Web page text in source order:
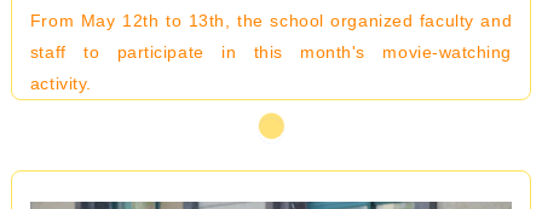
From May 12th to 13th, the school organized faculty and
staff to participate in this month's movie-watching
activity.